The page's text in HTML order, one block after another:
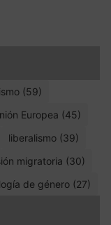
(59)
Europea (45)
liberalismo (39)
migratoria (30)
de género (27)